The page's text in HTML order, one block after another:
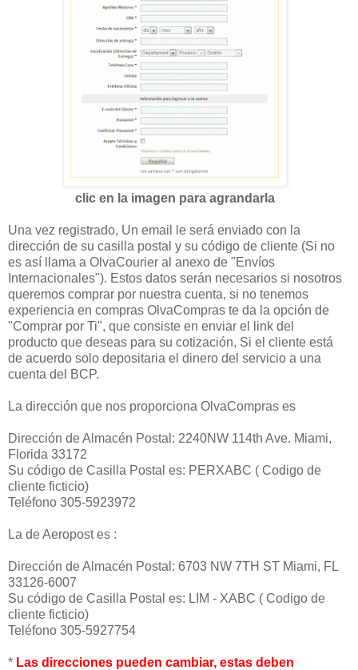
clic en la imagen para agrandarla
Una vez registrado, Un email le será enviado con la
dirección de su casilla postal y su código de cliente (Si no
es así llama a OlvaCourier al anexo de "Envíos
Internacionales"). Estos datos serán necesarios si nosotros
queremos comprar por nuestra cuenta, si no tenemos
experiencia en compras OlvaCompras te da la opción de
"Comprar por Ti", que consiste en enviar el link del
producto que deseas para su cotización, Si el cliente está
de acuerdo solo depositaria el dinero del servicio a una
cuenta del BCP.
La dirección que nos proporciona OlvaCompras es
Dirección de Almacén Postal: 2240NW 114th Ave. Miami,
Florida 33172
Su código de Casilla Postal es: PERXABC ( Codigo de
cliente ficticio)
Teléfono 305-5923972
La de Aeropost es :
Dirección de Almacén Postal: 6703 NW 7TH ST Miami, FL
33126-6007
Su código de Casilla Postal es: LIM - XABC ( Codigo de
cliente ficticio)
Teléfono 305-5927754
* Las direcciones pueden cambiar, estas deben